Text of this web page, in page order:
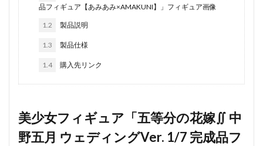
品フィギュア【あみあみ×AMAKUNI】」フィギュア画像
1.2 製品説明
1.3 製品仕様
1.4 購入先リンク
美少女フィギュア「五等分の花嫁∬ 中
野五月 ウェディングVer. 1/7 完成品フ